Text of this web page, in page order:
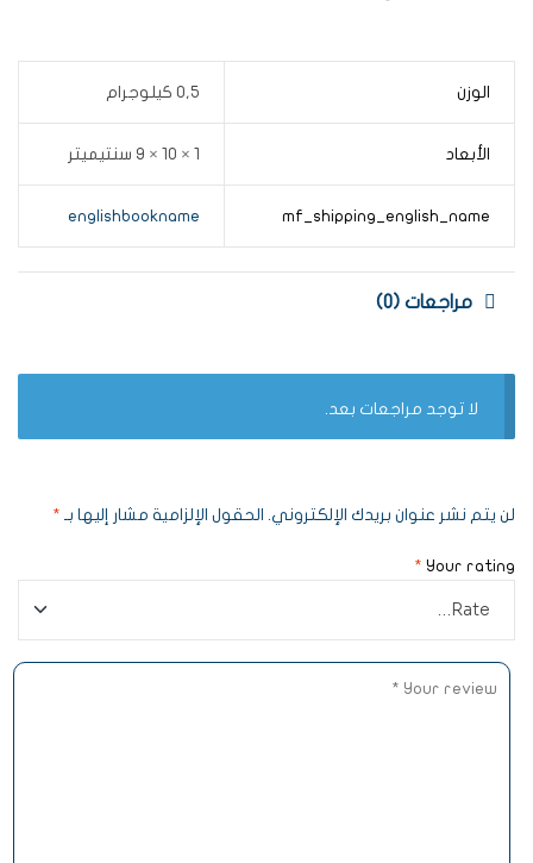
الوزن 0,5 كيلوجرام
الأبعاد 1 × 10 × 9 سنتيميتر
mf_shipping_english_name
englishbookname
مراجعات (0)
لا توجد مراجعات بعد.
لن يتم نشر عنوان بريدك الإلكتروني. الحقول الإلزامية مشار إليها بـ *
Your rating
*